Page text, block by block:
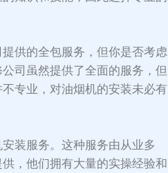
供的全包服务，但你是否考虑
司虽然提供了全面的服务，但
专业，对油烟机的安装未必有
装服务。这种服务由从业多
，他们拥有大量的实操经验和